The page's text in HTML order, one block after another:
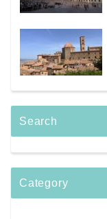
Search
Category